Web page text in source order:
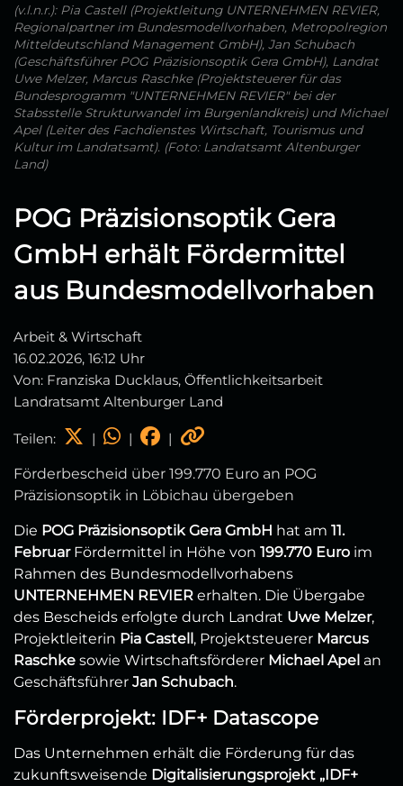
(v.l.n.r.): Pia Castell (Projektleitung UNTERNEHMEN REVIER,
Regionalpartner im Bundesmodellvorhaben, Metropolregion
Mitteldeutschland Management GmbH), Jan Schubach
(Geschäftsführer POG Präzisionsoptik Gera GmbH), Landrat
Uwe Melzer, Marcus Raschke (Projektsteuerer für das
Bundesprogramm "UNTERNEHMEN REVIER" bei der
Stabsstelle Strukturwandel im Burgenlandkreis) und Michael
Apel (Leiter des Fachdienstes Wirtschaft, Tourismus und
Kultur im Landratsamt). (Foto: Landratsamt Altenburger
Land)
POG Präzisionsoptik Gera
GmbH erhält Fördermittel
aus Bundesmodellvorhaben
Arbeit & Wirtschaft
16.02.2026, 16:12 Uhr
Von: Franziska Ducklaus, Öffentlichkeitsarbeit
Landratsamt Altenburger Land
Teilen: | | |
Förderbescheid über 199.770 Euro an POG
Präzisionsoptik in Löbichau übergeben
Die POG Präzisionsoptik Gera GmbH hat am 11.
FebruarFördermittel in Höhe von 199.770 Euro im
Rahmen des Bundesmodellvorhabens
UNTERNEHMEN REVIER erhalten. Die Übergabe
des Bescheids erfolgte durch Landrat Uwe Melzer,
Projektleiterin Pia Castell, Projektsteuerer Marcus
Raschke sowie Wirtschaftsförderer Michael Apel an
Geschäftsführer Jan Schubach.
Förderprojekt: IDF+ Datascope
Das Unternehmen erhält die Förderung für das
zukunftsweisende Digitalisierungsprojekt „IDF+